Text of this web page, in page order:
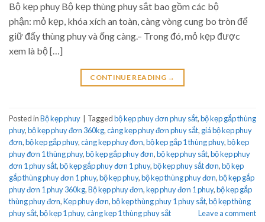
Bộ kẹp phuy Bộ kẹp thùng phuy sắt bao gồm các bộ
phận: mỏ kẹp, khóa xích an toàn, càng vòng cung bo tròn để
giữ đấy thùng phuy và ống càng.– Trong đó, mỏ kẹp được
xem là bộ […]
CONTINUE READING →
Posted inBộ kẹp phuy | Taggedbộ kẹp phuy đơn phuy sắt,bộ kẹp gắp thùng
phuy,bộ kẹp phuy đơn 360kg,càng kẹp phuy đơn phuy sắt, giá bộ kẹp phuy
đơn,bộ kẹp gắp phuy,càng kẹp phuy đơn,bộ kẹp gắp 1 thùng phuy,bộ kẹp
phuy đơn 1 thùng phuy,bộ kẹp gắp phuy đơn,bộ kẹp phuy sắt,bộ kẹp phuy
đơn 1 phuy sắt,bộ kẹp gắp phuy đơn 1 phuy,bộ kẹp phuy sắt đơn,bộ kẹp
gắp thùng phuy đơn 1 phuy,bộ kẹp phuy,bộ kẹp thùng phuy đơn,bộ kẹp gắp
phuy đơn 1 phuy 360kg,Bộ kẹp phuy đơn,kẹp phuy đơn 1 phuy,bộ kẹp gắp
thùng phuy đơn,Kẹp phuy đơn,bộ kẹp thùng phuy 1 phuy sắt,bộ kẹp thùng
phuy sắt,bộ kẹp 1 phuy,càng kẹp 1 thùng phuy sắt Leave a comment